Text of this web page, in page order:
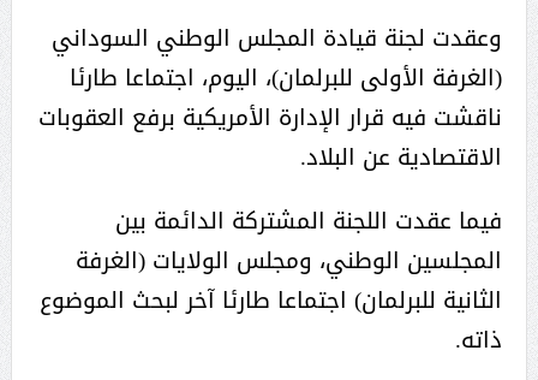
وعقدت لجنة قيادة المجلس الوطني السوداني
(الغرفة الأولى للبرلمان)، اليوم، اجتماعا طارئا
ناقشت فيه قرار الإدارة الأمريكية برفع العقوبات
الاقتصادية عن البلاد.
فيما عقدت اللجنة المشتركة الدائمة بين
المجلسين الوطني، ومجلس الولايات (الغرفة
الثانية للبرلمان) اجتماعا طارئا آخر لبحث الموضوع
ذاته.